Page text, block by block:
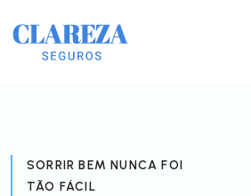
SORRIR BEM NUNCA FOI
TÃO FÁCIL